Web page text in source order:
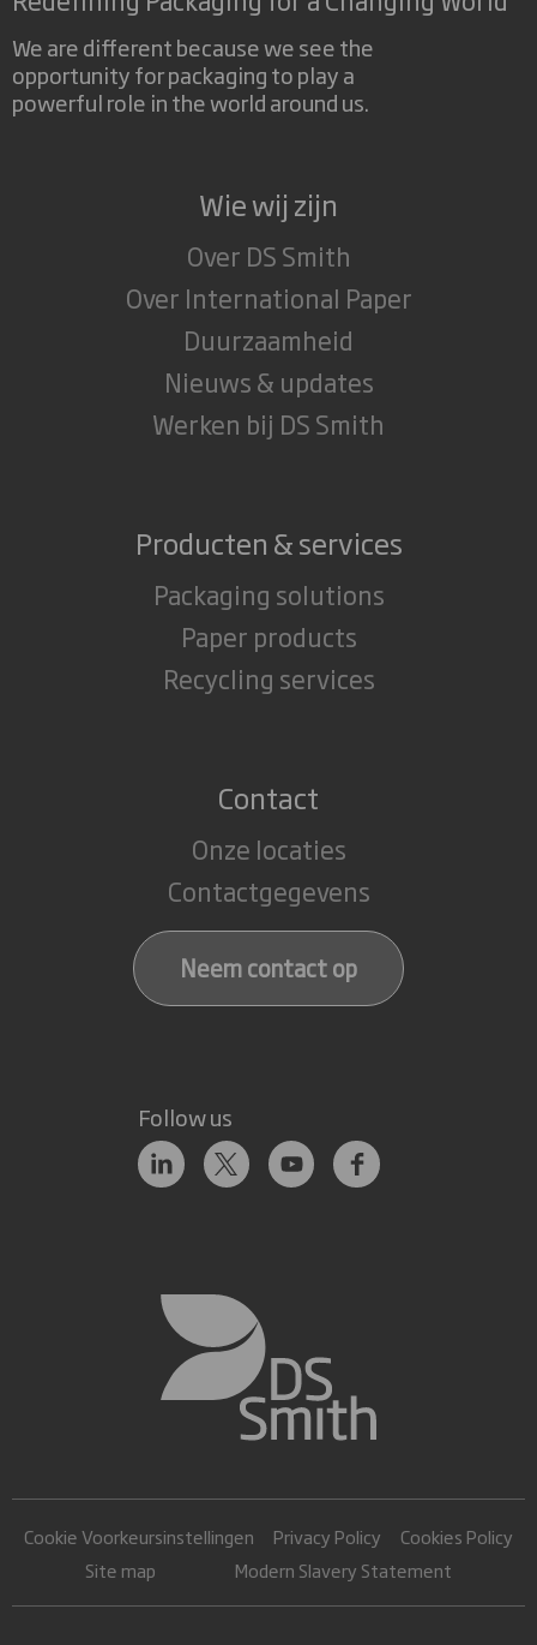
We are different because we see the
opportunity for packaging to play a
powerful role in the world around us.
Wie wij zijn
Over DS Smith
Over International Paper
Duurzaamheid
Nieuws & updates
Werken bij DS Smith
Producten & services
Packaging solutions
Paper products
Recycling services
Contact
Onze locaties
Contactgegevens
Neem contact op
Follow us
Cookie Voorkeursinstellingen Privacy Policy
Cookies Policy
Site map
Modern Slavery Statement